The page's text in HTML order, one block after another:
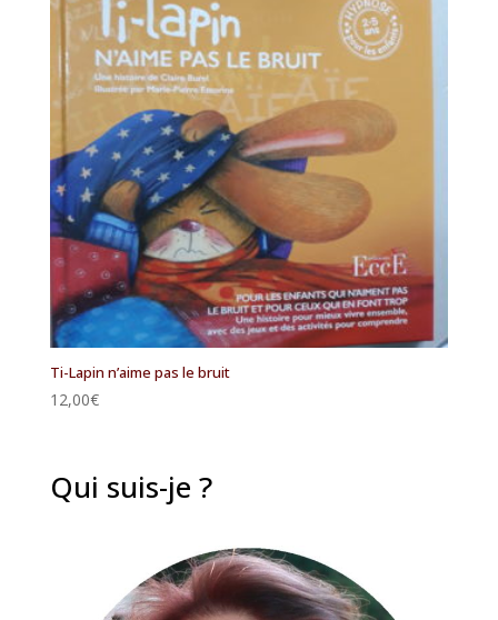
Ti-Lapin n’aime pas le bruit
12,00€
Qui suis-je ?